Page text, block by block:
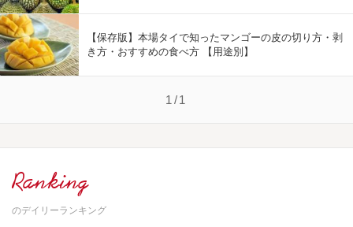
【保存版】本場タイで知ったマンゴーの皮の切り方・剥
き方・おすすめの食べ方 【用途別】
1/1
Ranking
のデイリーランキング